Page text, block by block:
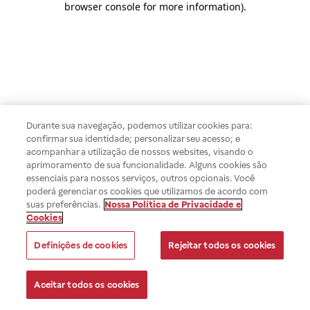
browser console for more information).
Durante sua navegação, podemos utilizar cookies para:
confirmar sua identidade; personalizar seu acesso; e
acompanhar a utilização de nossos websites, visando o
aprimoramento de sua funcionalidade. Alguns cookies são
essenciais para nossos serviços, outros opcionais. Você
poderá gerenciar os cookies que utilizamos de acordo com
suas preferências. Nossa Política de Privacidade e
Cookies
Definições de cookies Rejeitar todos os cookies
Aceitar todos os cookies